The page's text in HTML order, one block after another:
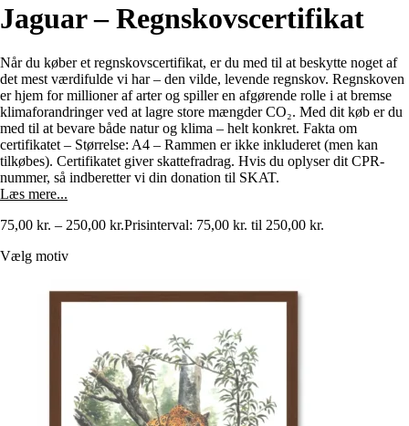
Jaguar – Regnskovscertifikat
Når du køber et regnskovscertifikat, er du med til at beskytte noget af
det mest værdifulde vi har – den vilde, levende regnskov. Regnskoven
er hjem for millioner af arter og spiller en afgørende rolle i at bremse
klimaforandringer ved at lagre store mængder CO₂. Med dit køb er du
med til at bevare både natur og klima – helt konkret. Fakta om
certifikatet – Størrelse: A4 – Rammen er ikke inkluderet (men kan
tilkøbes). Certifikatet giver skattefradrag. Hvis du oplyser dit CPR-
nummer, så indberetter vi din donation til SKAT.
Læs mere...
75,00 kr. – 250,00 kr.Prisinterval: 75,00 kr. til 250,00 kr.
Vælg motiv